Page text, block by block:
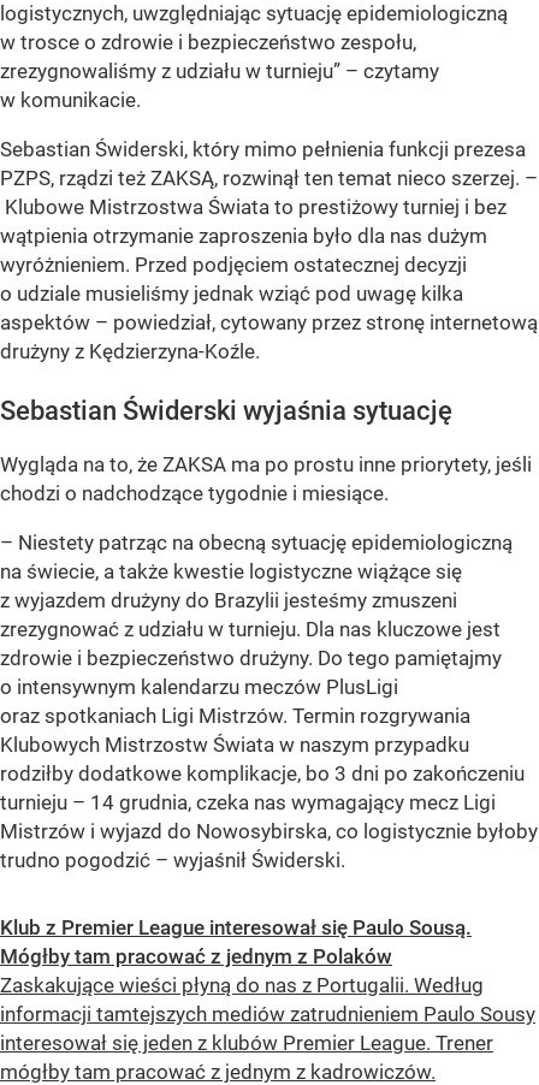
logistycznych, uwzględniając sytuację epidemiologiczną
w trosce o zdrowie i bezpieczeństwo zespołu,
zrezygnowaliśmy z udziału w turnieju” – czytamy
w komunikacie.
Sebastian Świderski, który mimo pełnienia funkcji prezesa
PZPS, rządzi też ZAKSĄ, rozwinął ten temat nieco szerzej. –
Klubowe Mistrzostwa Świata to prestiżowy turniej i bez
wątpienia otrzymanie zaproszenia było dla nas dużym
wyróżnieniem. Przed podjęciem ostatecznej decyzji
o udziale musieliśmy jednak wziąć pod uwagę kilka
aspektów – powiedział, cytowany przez stronę internetową
drużyny z Kędzierzyna-Koźle.
Sebastian Świderski wyjaśnia sytuację
Wygląda na to, że ZAKSA ma po prostu inne priorytety, jeśli
chodzi o nadchodzące tygodnie i miesiące.
– Niestety patrząc na obecną sytuację epidemiologiczną
na świecie, a także kwestie logistyczne wiążące się
z wyjazdem drużyny do Brazylii jesteśmy zmuszeni
zrezygnować z udziału w turnieju. Dla nas kluczowe jest
zdrowie i bezpieczeństwo drużyny. Do tego pamiętajmy
o intensywnym kalendarzu meczów PlusLigi
oraz spotkaniach Ligi Mistrzów. Termin rozgrywania
Klubowych Mistrzostw Świata w naszym przypadku
rodziłby dodatkowe komplikacje, bo 3 dni po zakończeniu
turnieju – 14 grudnia, czeka nas wymagający mecz Ligi
Mistrzów i wyjazd do Nowosybirska, co logistycznie byłoby
trudno pogodzić – wyjaśnił Świderski.
Klub z Premier League interesował się Paulo Sousą.
Mógłby tam pracować z jednym z Polaków
Zaskakujące wieści płyną do nas z Portugalii. Według
informacji tamtejszych mediów zatrudnieniem Paulo Sousy
interesował się jeden z klubów Premier League. Trener
mógłby tam pracować z jednym z kadrowiczów.